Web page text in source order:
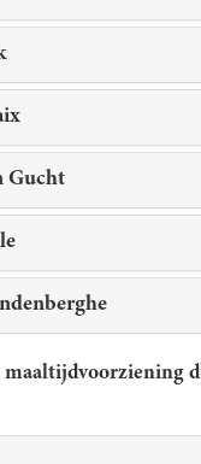
Gucht
maaltijdvoorziening